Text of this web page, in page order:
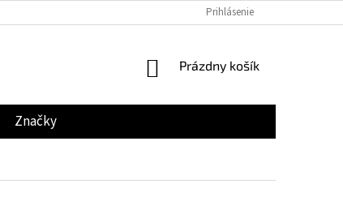
Prihlásenie
NÁKUPNÝ
Prázdny košík
Značky